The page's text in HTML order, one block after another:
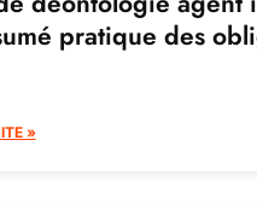
pratique des
»